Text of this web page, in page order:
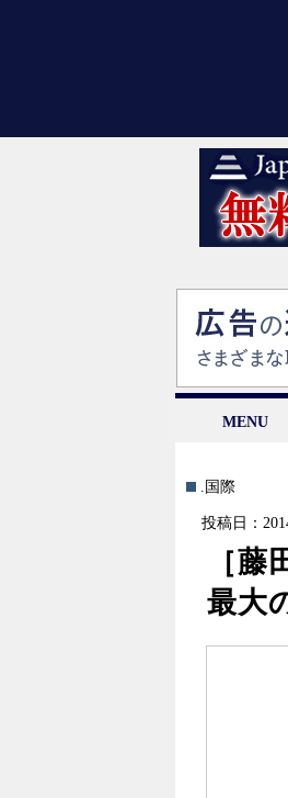
MENU
.国際
投稿日：
［
最大